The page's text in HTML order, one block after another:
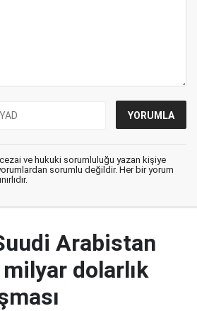
cezai ve hukuki sorumluluğu yazan kişiye
sorumlu değildir. Her bir yorum
Arabistan
dolarlık